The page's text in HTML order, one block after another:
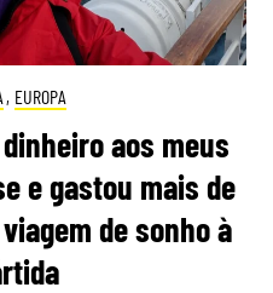
, EUROPA
aos meus
e gastou mais de
de sonho à